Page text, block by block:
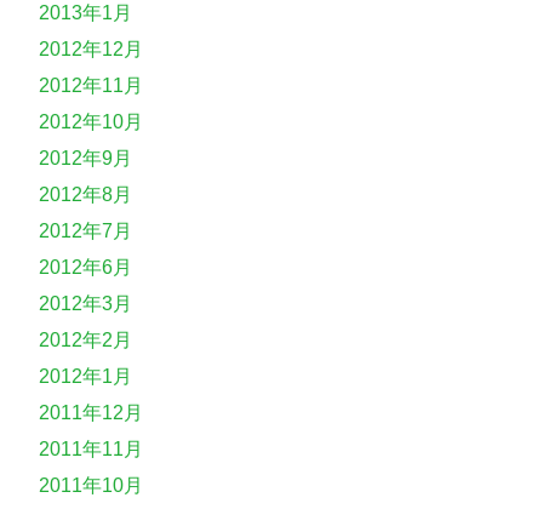
2013年1月
2012年12月
2012年11月
2012年10月
2012年9月
2012年8月
2012年7月
2012年6月
2012年3月
2012年2月
2012年1月
2011年12月
2011年11月
2011年10月